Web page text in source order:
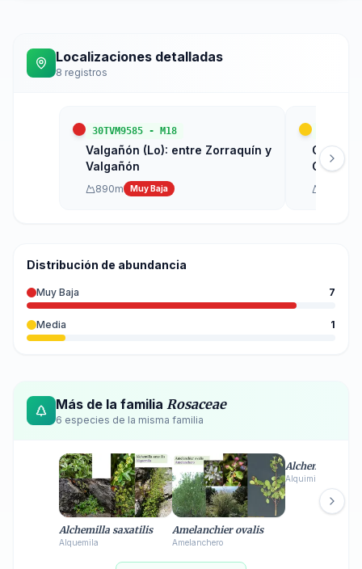
Localizaciones detalladas
8 registros
30TVM9585 - M18
Valgañón (Lo): entre Zorraquín y
Valgañón
890m Muy Baja
Oja
Distribución de abundancia
Muy Baja 7
Media 1
Más de la familia Rosaceae
6 especies de la misma familia
Alchemilla saxatilis
Alquemila
Amelanchier ovalis
Amelanchero
Alchemilla sp.
Alquimila, Pie de